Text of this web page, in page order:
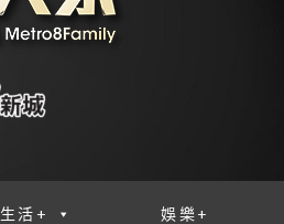
生活+ 娛樂+